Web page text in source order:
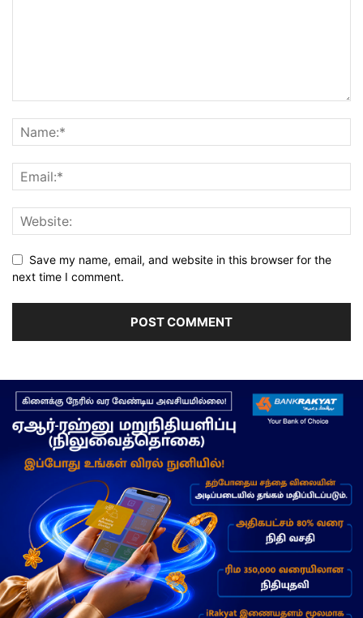
Save my name, email, and website in this browser for the
next time I comment.